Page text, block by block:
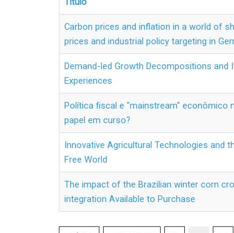
Carbon prices and inflation in a world of
prices and industrial policy targeting in
Demand-led Growth Decompositions and
Experiences
Política fiscal e "mainstream" econômico
papel em curso?
Innovative Agricultural Technologies and
Free World
The impact of the Brazilian winter corn
integration Available to Purchase